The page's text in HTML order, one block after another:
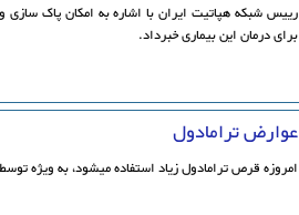
برای درمان این بیماری خبرداد.
عوارض ترامادول
امروزه قرص ترامادول زیاد استفاده میشود، به ویژه